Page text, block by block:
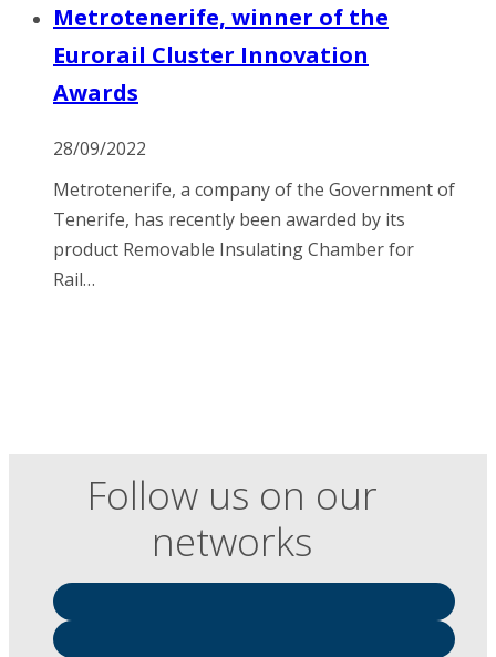
Metrotenerife, winner of the
Eurorail Cluster Innovation
Awards
28/09/2022
Metrotenerife, a company of the Government of
Tenerife, has recently been awarded by its
product Removable Insulating Chamber for
Rail…
Follow us on our
networks